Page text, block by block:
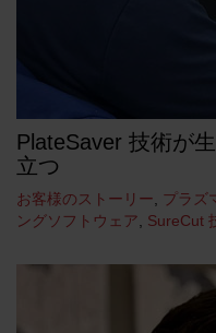
PlateSaver 技術が
立つ
お客様のストーリー, プラズ
ングソフトウェア, SureCut